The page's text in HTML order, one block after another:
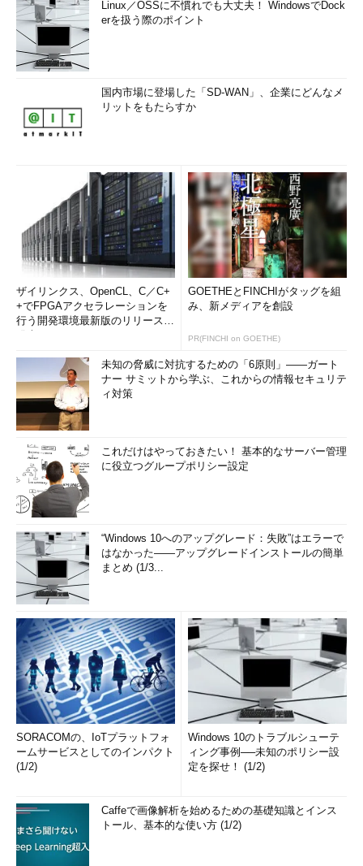
Linux／OSSに不慣れでも大丈夫！ WindowsでDock
erを扱う際のポイント
国内市場に登場した「SD-WAN」、企業にどんなメ
リットをもたらすか
ザイリンクス、OpenCL、C／C+
+でFPGAアクセラレーションを
行う開発環境最新版のリリースを
GOETHEとFINCHIがタッグを組
み、新メディアを創設
PR(FINCHI on GOETHE)
未知の脅威に対抗するための「6原則」――ガート
ナー サミットから学ぶ、これからの情報セキュリテ
ィ対策
これだけはやっておきたい！ 基本的なサーバー管理
に役立つグループポリシー設定
“Windows 10へのアップグレード：失敗”はエラーで
はなかった――アップグレードインストールの簡単
まとめ (1/3...
SORACOMの、IoTプラットフォ
ームサービスとしてのインパクト
(1/2)
Windows 10のトラブルシューテ
ィング事例──未知のポリシー設
定を探せ！ (1/2)
Caffeで画像解析を始めるための基礎知識とインス
トール、基本的な使い方 (1/2)